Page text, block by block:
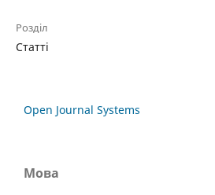
Розділ
Статті
Open Journal Systems
Мова